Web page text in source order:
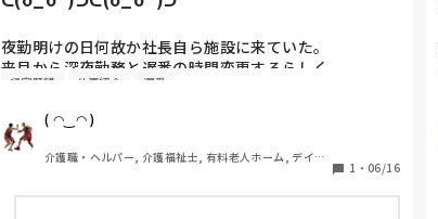
ますね、、
夜勤明けの日何故か社長自ら施設に来ていた。
来月から深夜勤務と遅番の時間変更するらしく、
一切目も合わさず早口でペーパーを読み上げる。
ここで登場する謎めいた社労士ᕦ(ò_óˇ)ᕤ
労務管理をしているのかどうか誰も分からない⁇
会ったこと無いし何処に居るのかも不明m(._.)m
謎めいた社労士の指導⁈によると勤務の時間帯によって
帰宅願望 仕事紹介 遅番
( ◠‿◠ )
介護職・ヘルパー, 介護福祉士, 有料老人ホーム, デイサ
1 ・ 06/16